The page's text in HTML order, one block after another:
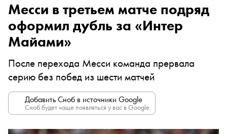
Месси в третьем матче подряд
оформил дубль за «Интер
Майами»
После перехода Месси команда прервала
серию без побед из шести матчей
Добавить Сноб в источники Google
Сноб будет чаще появляться у вас в Google.